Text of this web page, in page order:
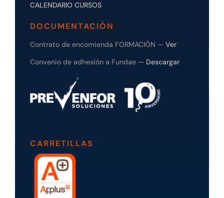
CALENDARIO CURSOS
DOCUMENTACIÓN
Contrato de encomienda FORMACIÓN — Ver
Convenio de adhesión a Fundae — Descargar
CARRETILLAS